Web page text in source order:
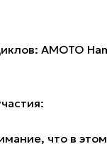
AMOTO
что в